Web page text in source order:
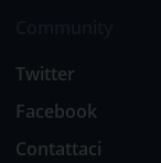
Twitter
Facebook
Contattaci